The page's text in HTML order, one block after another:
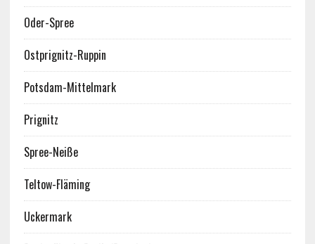
Oder-Spree
Ostprignitz-Ruppin
Potsdam-Mittelmark
Prignitz
Spree-Neiße
Teltow-Fläming
Uckermark